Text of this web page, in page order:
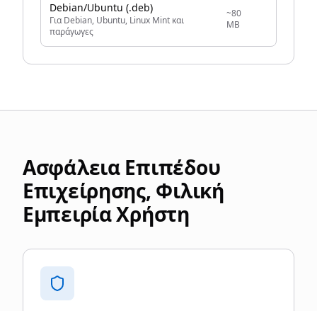
Debian/Ubuntu (.deb)
Για Debian, Ubuntu, Linux Mint και
παράγωγες
~80
MB
Ασφάλεια Επιπέδου
Επιχείρησης, Φιλική
Εμπειρία Χρήστη